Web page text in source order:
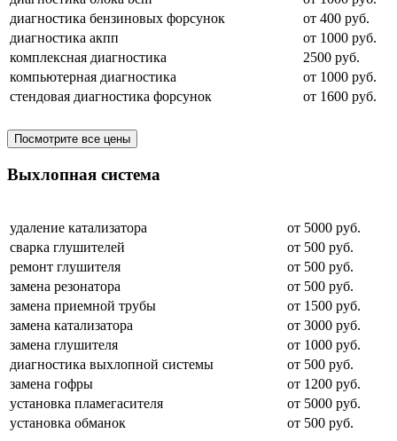
диагностика бензиновых форсунок
от 400 руб.
диагностика акпп
от 1000 руб.
комплексная диагностика
2500 руб.
компьютерная диагностика
от 1000 руб.
стендовая диагностика форсунок
от 1600 руб.
Посмотрите все цены
Выхлопная система
удаление катализатора
от 5000 руб.
сварка глушителей
от 500 руб.
ремонт глушителя
от 500 руб.
замена резонатора
от 500 руб.
замена приемной трубы
от 1500 руб.
замена катализатора
от 3000 руб.
замена глушителя
от 1000 руб.
диагностика выхлопной системы
от 500 руб.
замена гофры
от 1200 руб.
установка пламегасителя
от 5000 руб.
установка обманок
от 500 руб.